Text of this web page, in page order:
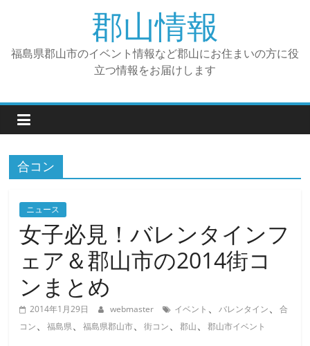
郡山情報
福島県郡山市のイベント情報など郡山にお住まいの方に役
立つ情報をお届けします
合コン
ニュース
女子必見！バレンタインフ
ェア＆郡山市の2014街コ
ンまとめ
2014年1月29日 webmaster イベント 、バレンタイン、合
コン、福島県、福島県郡山市、街コン、郡山、郡山市イベント